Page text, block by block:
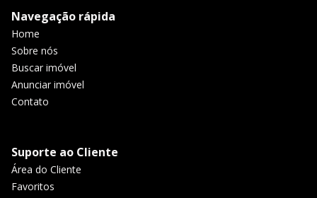
Navegação rápida
Home
Sobre nós
Buscar imóvel
Anunciar imóvel
Contato
Suporte ao Cliente
Área do Cliente
Favoritos